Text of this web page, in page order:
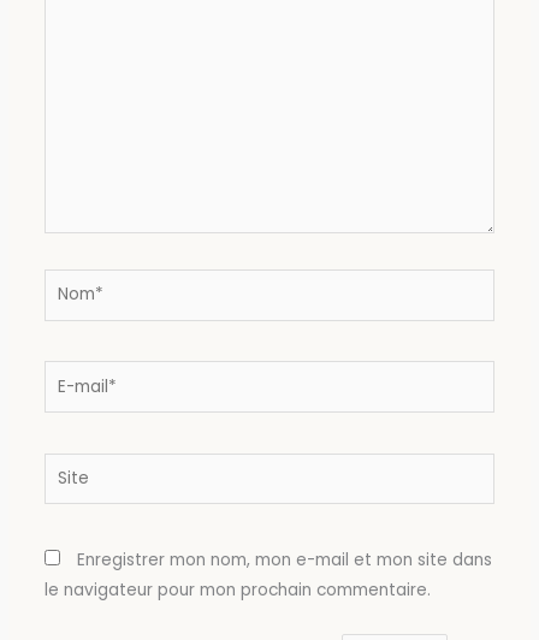
Nom*
E-
Site
Enregistrer mon nom, mon e-mail et mon site dans
le navigateur pour mon prochain commentaire.